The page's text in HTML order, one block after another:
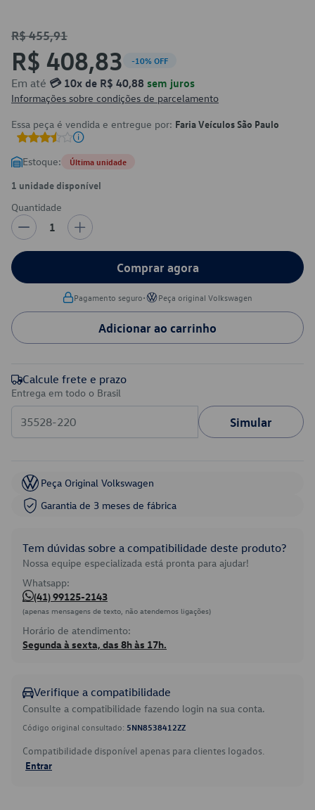
R$ 455,91
R$ 408,83 -10% OFF
Em até 💳 10x de R$ 40,88 sem juros
Informações sobre condições de parcelamento
Essa peça é vendida e entregue por: Faria Veículos São Paulo
Estoque: Última unidade
1 unidade disponível
Quantidade
1
Comprar agora
Pagamento seguro• Peça original Volkswagen
Adicionar ao carrinho
Calcule frete e prazo
Entrega em todo o Brasil
Simular
Peça Original Volkswagen
Garantia de 3 meses de fábrica
Tem dúvidas sobre a compatibilidade deste produto?
Nossa equipe especializada está pronta para ajudar!
Whatsapp:
(41) 99125-2143
(apenas mensagens de texto, não atendemos ligações)
Horário de atendimento:
Segunda à sexta, das 8h às 17h.
Verifique a compatibilidade
Consulte a compatibilidade fazendo login na sua conta.
Código original consultado: 5NN8538412ZZ
Compatibilidade disponível apenas para clientes logados.
Entrar